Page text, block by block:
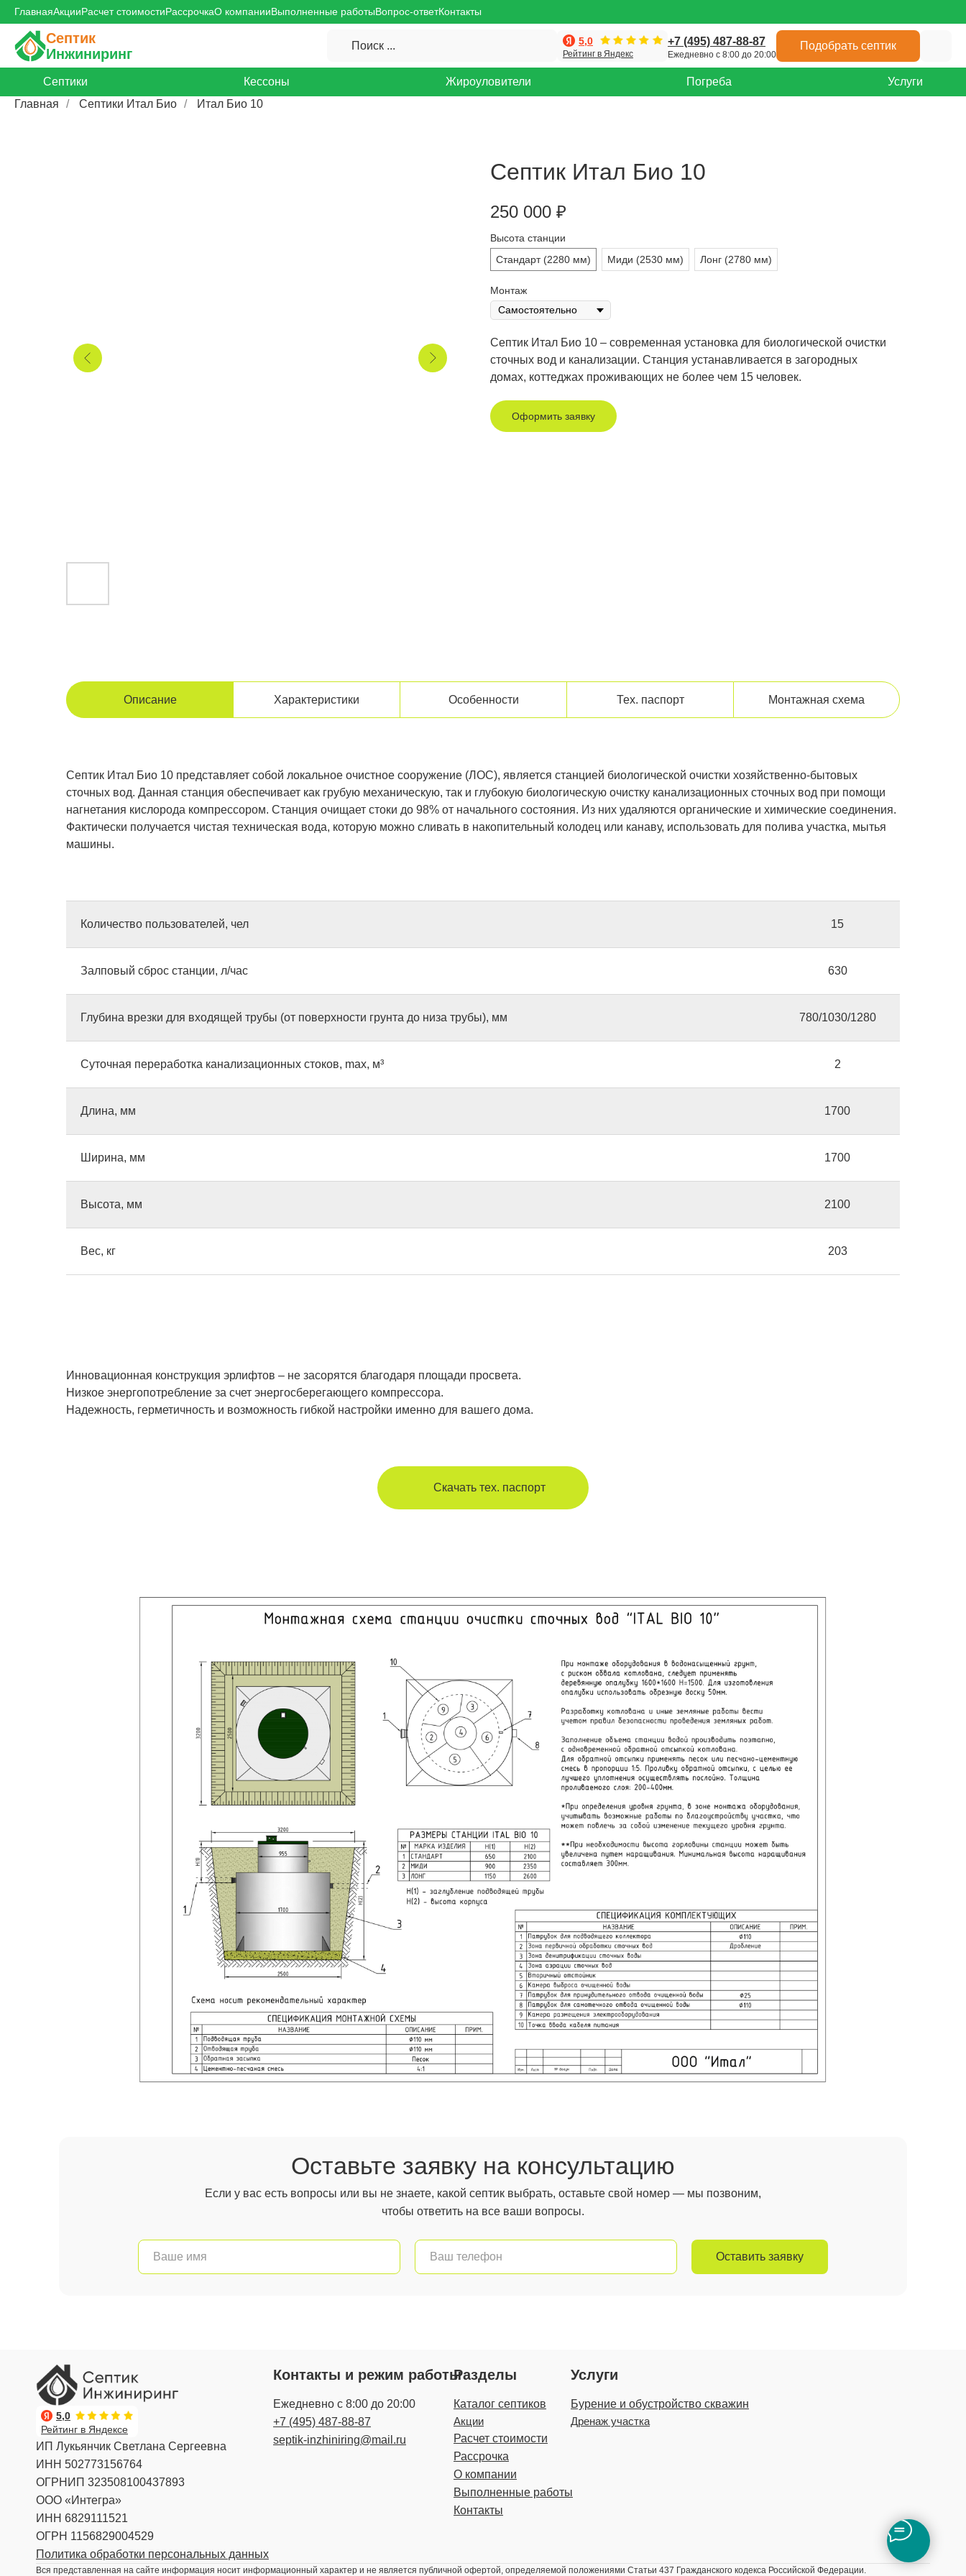
ГлавнаяАкцииРасчет стоимостиРассрочкаО компанииВыполненные работыВопрос-ответКонтакты
Септик
Инжиниринг
Поиск ...
Рейтинг в Яндекс
5,0 +7 (495) 487-88-87
Ежедневно с 8:00 до 20:00
Подобрать септик
Септики Кессоны Жироуловители Погреба
Услуги
Главная
/ Септики Итал Био / Итал Био 10
Септик Итал Био 10
250 000 ₽
Высота станции
Стандарт (2280 мм)
Миди (2530 мм) Лонг (2780 мм)
Монтаж
Септик Итал Био 10 – современная установка для биологической очистки
сточных вод и канализации. Станция устанавливается в загородных
домах, коттеджах проживающих не более чем 15 человек.
Оформить заявку
Описание Характеристики Особенности Тех. паспорт Монтажная схема
Септик Итал Био 10 представляет собой локальное очистное сооружение (ЛОС), является станцией биологической очистки хозяйственно-бытовых
сточных вод. Данная станция обеспечивает как грубую механическую, так и глубокую биологическую очистку канализационных сточных вод при помощи
нагнетания кислорода компрессором. Станция очищает стоки до 98% от начального состояния. Из них удаляются органические и химические соединения.
Фактически получается чистая техническая вода, которую можно сливать в накопительный колодец или канаву, использовать для полива участка, мытья
машины.
Количество пользователей, чел 15
Залповый сброс станции, л/час 630
Глубина врезки для входящей трубы (от поверхности грунта до низа трубы), мм 780/1030/1280
Суточная переработка канализационных стоков, max, м³ 2
Длина, мм 1700
Ширина, мм 1700
Высота, мм 2100
Вес, кг 203
Инновационная конструкция эрлифтов – не засорятся благодаря площади просвета.
Низкое энергопотребление за счет энергосберегающего компрессора.
Надежность, герметичность и возможность гибкой настройки именно для вашего дома.
Скачать тех. паспорт
Оставить заявку
Оставьте заявку на консультацию
Если у вас есть вопросы или вы не знаете, какой септик выбрать, оставьте свой номер — мы позвоним,
чтобы ответить на все ваши вопросы.
Рейтинг в Яндексе
5,0
ИП Лукьянчик Светлана Сергеевна
ИНН 502773156764
ОГРНИП 323508100437893
ООО «Интегра»
ИНН 6829111521
ОГРН 1156829004529
Политика обработки персональных данных
Контакты и режим работы
Ежедневно с 8:00 до 20:00
+7 (495) 487-88-87
septik-inzhiniring@mail.ru
Разделы
Каталог септиков
Акции
Расчет стоимости
Рассрочка
О компании
Выполненные работы
Контакты
Услуги
Бурение и обустройство скважин
Дренаж участка
Вся представленная на сайте информация носит информационный характер и не является публичной офертой, определяемой положениями Статьи 437 Гражданского кодекса Российской Федерации.